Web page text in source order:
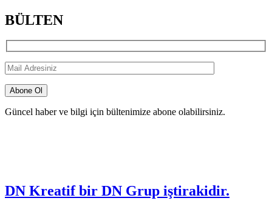
BÜLTEN
Güncel haber ve bilgi için bültenimize abone olabilirsiniz.
DN Kreatif bir DN Grup iştirakidir.